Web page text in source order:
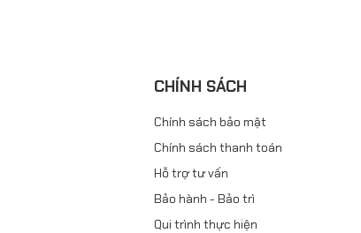
CHÍNH SÁCH
Chính sách bảo mật
Chính sách thanh toán
Hỗ trợ tư vấn
Bảo hành - Bảo trì
Qui trình thực hiện